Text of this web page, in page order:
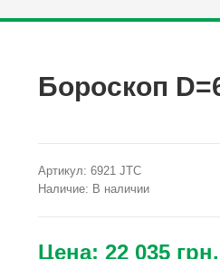
Бороскоп
Артикул: 6921 JTC
Наличие: В наличии
Цена: 22 035 грн.